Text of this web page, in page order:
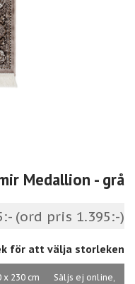
Medallion - grå
(ord pris 1.395:-)
för att välja storleken
x 230 cm
Säljs ej online,